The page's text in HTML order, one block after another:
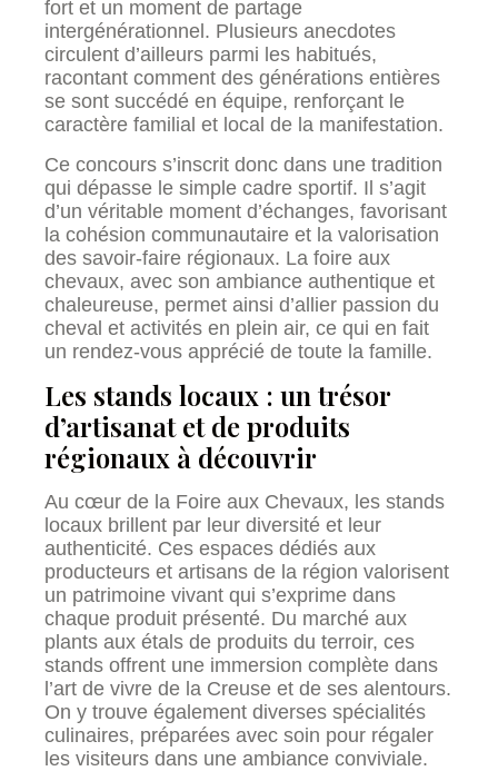
fort et un moment de partage
intergénérationnel. Plusieurs anecdotes
circulent d’ailleurs parmi les habitués,
racontant comment des générations entières
se sont succédé en équipe, renforçant le
caractère familial et local de la manifestation.
Ce concours s’inscrit donc dans une tradition
qui dépasse le simple cadre sportif. Il s’agit
d’un véritable moment d’échanges, favorisant
la cohésion communautaire et la valorisation
des savoir-faire régionaux. La foire aux
chevaux, avec son ambiance authentique et
chaleureuse, permet ainsi d’allier passion du
cheval et activités en plein air, ce qui en fait
un rendez-vous apprécié de toute la famille.
Les stands locaux : un trésor
d’artisanat et de produits
régionaux à découvrir
Au cœur de la Foire aux Chevaux, les stands
locaux brillent par leur diversité et leur
authenticité. Ces espaces dédiés aux
producteurs et artisans de la région valorisent
un patrimoine vivant qui s’exprime dans
chaque produit présenté. Du marché aux
plants aux étals de produits du terroir, ces
stands offrent une immersion complète dans
l’art de vivre de la Creuse et de ses alentours.
On y trouve également diverses spécialités
culinaires, préparées avec soin pour régaler
les visiteurs dans une ambiance conviviale.